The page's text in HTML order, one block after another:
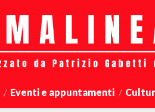
Eventi e appuntamenti